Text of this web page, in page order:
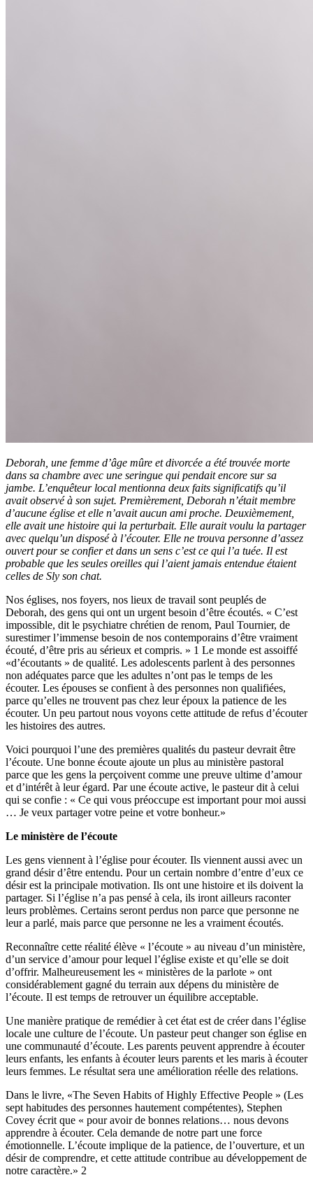
Deborah, une femme d’âge mûre et divorcée a été trouvée morte
dans sa chambre avec une seringue qui pendait encore sur sa
jambe. L’enquêteur local mentionna deux faits significatifs qu’il
avait observé à son sujet. Premièrement, Deborah n’était membre
d’aucune église et elle n’avait aucun ami proche. Deuxièmement,
elle avait une histoire qui la perturbait. Elle aurait voulu la partager
avec quelqu’un disposé à l’écouter. Elle ne trouva personne d’assez
ouvert pour se confier et dans un sens c’est ce qui l’a tuée. Il est
probable que les seules oreilles qui l’aient jamais entendue étaient
celles de Sly son chat.
Nos églises, nos foyers, nos lieux de travail sont peuplés de
Deborah, des gens qui ont un urgent besoin d’être écoutés. « C’est
impossible, dit le psychiatre chrétien de renom, Paul Tournier, de
surestimer l’immense besoin de nos contemporains d’être vraiment
écouté, d’être pris au sérieux et compris. » 1 Le monde est assoiffé
«d’écoutants » de qualité. Les adolescents parlent à des personnes
non adéquates parce que les adultes n’ont pas le temps de les
écouter. Les épouses se confient à des personnes non qualifiées,
parce qu’elles ne trouvent pas chez leur époux la patience de les
écouter. Un peu partout nous voyons cette attitude de refus d’écouter
les histoires des autres.
Voici pourquoi l’une des premières qualités du pasteur devrait être
l’écoute. Une bonne écoute ajoute un plus au ministère pastoral
parce que les gens la perçoivent comme une preuve ultime d’amour
et d’intérêt à leur égard. Par une écoute active, le pasteur dit à celui
qui se confie : « Ce qui vous préoccupe est important pour moi aussi
… Je veux partager votre peine et votre bonheur.»
Le ministère de l’écoute
Les gens viennent à l’église pour écouter. Ils viennent aussi avec un
grand désir d’être entendu. Pour un certain nombre d’entre d’eux ce
désir est la principale motivation. Ils ont une histoire et ils doivent la
partager. Si l’église n’a pas pensé à cela, ils iront ailleurs raconter
leurs problèmes. Certains seront perdus non parce que personne ne
leur a parlé, mais parce que personne ne les a vraiment écoutés.
Reconnaître cette réalité élève « l’écoute » au niveau d’un ministère,
d’un service d’amour pour lequel l’église existe et qu’elle se doit
d’offrir. Malheureusement les « ministères de la parlote » ont
considérablement gagné du terrain aux dépens du ministère de
l’écoute. Il est temps de retrouver un équilibre acceptable.
Une manière pratique de remédier à cet état est de créer dans l’église
locale une culture de l’écoute. Un pasteur peut changer son église en
une communauté d’écoute. Les parents peuvent apprendre à écouter
leurs enfants, les enfants à écouter leurs parents et les maris à écouter
leurs femmes. Le résultat sera une amélioration réelle des relations.
Dans le livre, «The Seven Habits of Highly Effective People » (Les
sept habitudes des personnes hautement compétentes), Stephen
Covey écrit que « pour avoir de bonnes relations… nous devons
apprendre à écouter. Cela demande de notre part une force
émotionnelle. L’écoute implique de la patience, de l’ouverture, et un
désir de comprendre, et cette attitude contribue au développement de
notre caractère.» 2